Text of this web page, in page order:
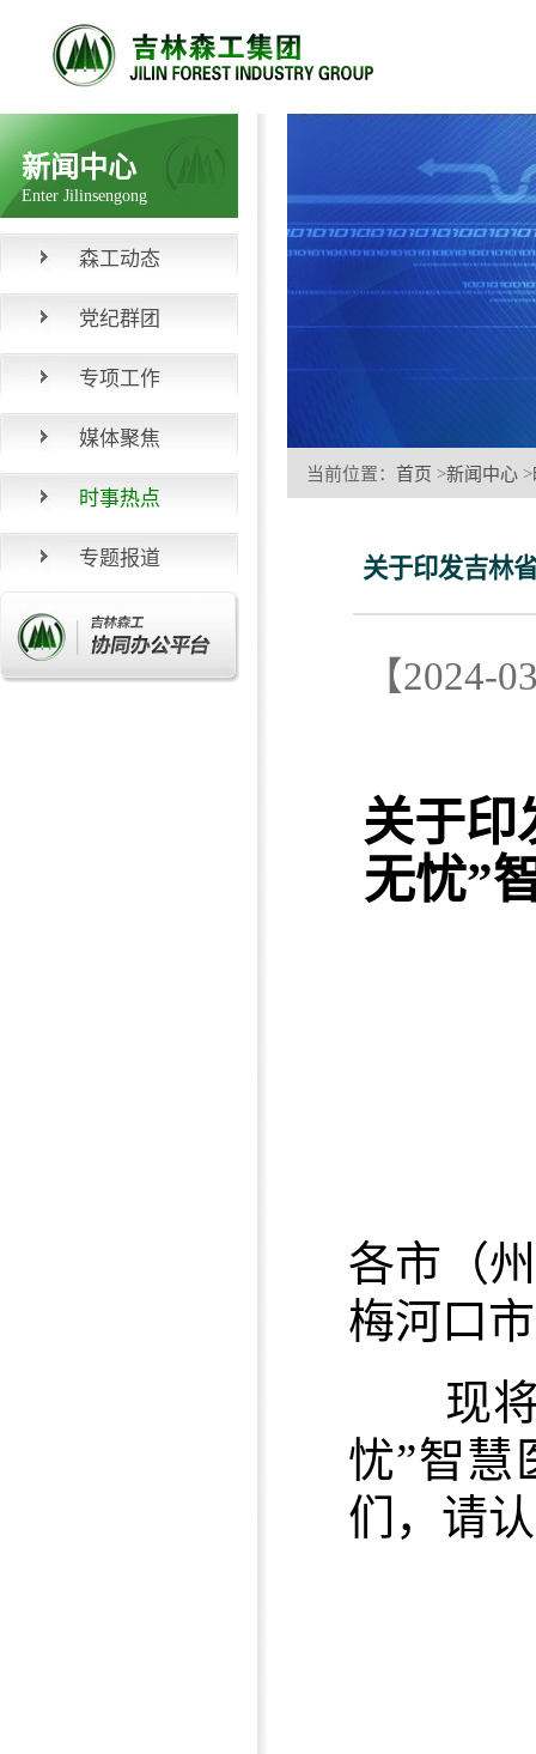
新闻中心
Enter Jilinsengong
森工动态
党纪群团
专项工作
媒体聚焦
时事热点
专题报道
当前位置： 首页 >新闻中心 >
关于印发吉林
【
关于印
无忧”
各市（
梅河口
现将
忧”智慧
们，请